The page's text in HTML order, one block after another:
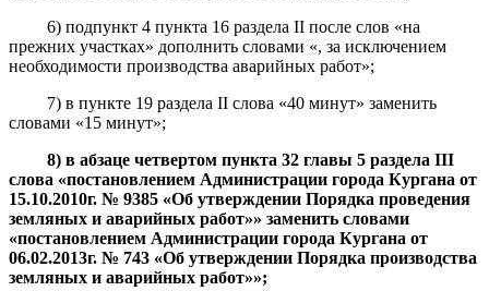
6) подпункт 4 пункта 16 раздела II после слов «на
прежних участках» дополнить словами «, за исключением
необходимости производства аварийных работ»;
7) в пункте 19 раздела II слова «40 минут» заменить
словами «15 минут»;
8)в абзаце четвертом пункта 32 главы 5 разделаIII
слова «постановлением Администрации города Кургана от
15.10.2010г. № 9385 «Об утверждении Порядка проведения
земляных и аварийных работ»» заменить словами
«постановлением Администрации города Кургана от
06.02.2013г. № 743 «Об утверждении Порядка производства
земляных и аварийных работ»»;